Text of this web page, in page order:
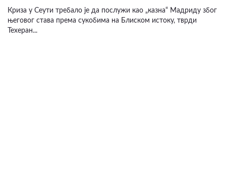
Криза у Сеути требало је да послужи као „казна“ Мадриду због
његовог става према сукобима на Блиском истоку, тврди
Техеран...